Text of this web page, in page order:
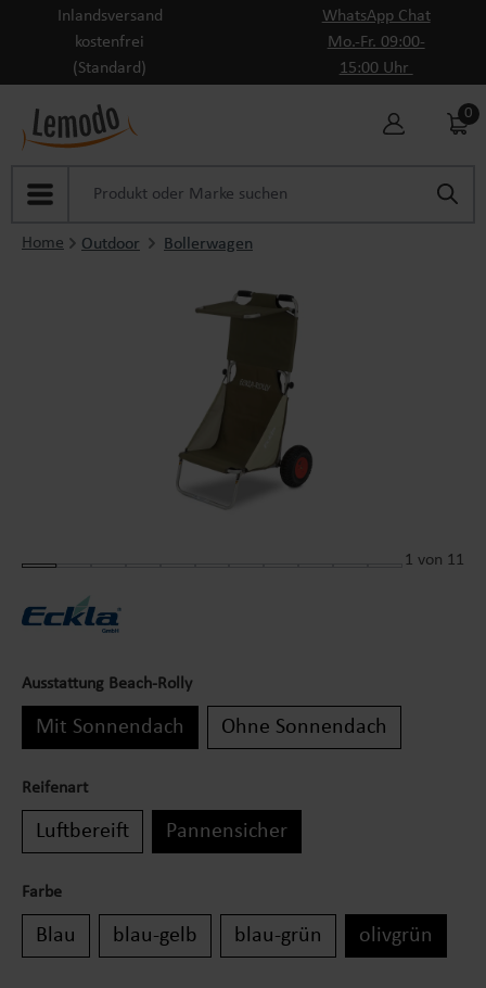
Zum Hauptinhalt springen
Inlandsversand
kostenfrei
(Standard)
WhatsApp Chat
Mo.-Fr. 09:00-
15:00 Uhr
0
Home Outdoor Bollerwagen
1 von 11
Ausstattung Beach-Rolly
Mit Sonnendach Ohne Sonnendach
Reifenart
Luftbereift Pannensicher
Farbe
Blau blau-gelb blau-grün olivgrün